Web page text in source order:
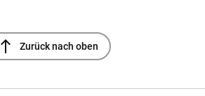
north Zurück nach oben